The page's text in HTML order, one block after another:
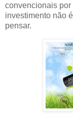
convencionais por
investimento não
pensar.